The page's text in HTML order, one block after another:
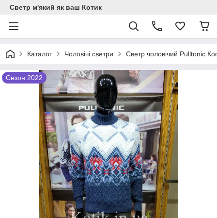
Светр м'який як ваш Котик
Каталог Чоловічі светри Светр чоловічий Pulltonic
Сезон 2022